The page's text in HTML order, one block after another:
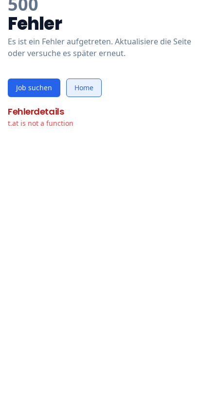
Fehler
Es ist ein Fehler aufgetreten. Aktualisiere die Seite
oder versuche es später erneut.
Job suchen Home
Fehlerdetails
t.at is not a function